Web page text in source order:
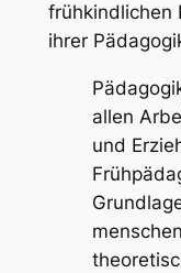
frühkindlichen
ihrer
allen
und